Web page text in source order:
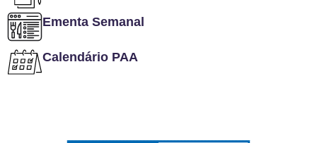
Ementa Semanal
Calendário PAA